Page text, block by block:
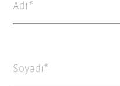
Adı
Soyadı